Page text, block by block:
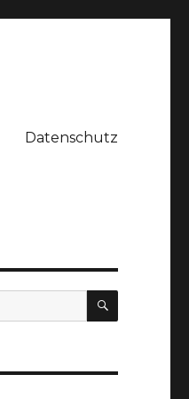
Datenschutz
SUCHE